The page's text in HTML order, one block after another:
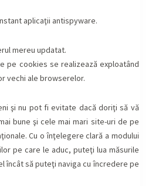
aplicaţii antispyware.
mereu updatat.
pe cookies se realizează exploatând
vechi ale browserelor.
şi nu pot fi evitate dacă doriţi să vă
bune şi cele mai mari site-uri de pe
Cu o înţelegere clară a modului
pe care le aduc, puteţi lua măsurile
încât să puteţi naviga cu încredere pe